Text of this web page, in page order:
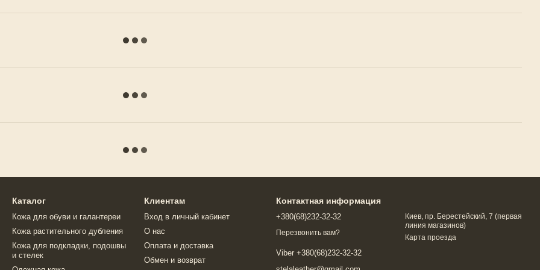
Каталог
Кожа для обуви и галантереи
Кожа растительного дубления
Кожа для подкладки, подошвы
и стелек
Клиентам
Вход в личный кабинет
О нас
Оплата и доставка
Обмен и возврат
Контактная информация
+380(68)232-32-32
Перезвонить вам?
Viber +380(68)232-32-32
Киев, пр. Берестейский, 7 (первая
линия магазинов)
Карта проезда